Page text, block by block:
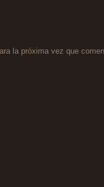
la próxima vez que